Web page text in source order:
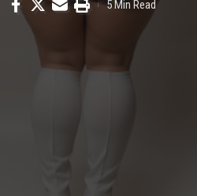
5 Min Read